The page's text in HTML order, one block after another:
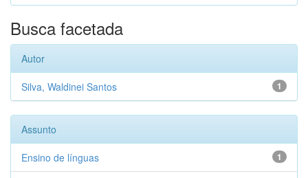
Busca facetada
Autor
1
Silva, Waldinei Santos
Assunto
1
Ensino de línguas